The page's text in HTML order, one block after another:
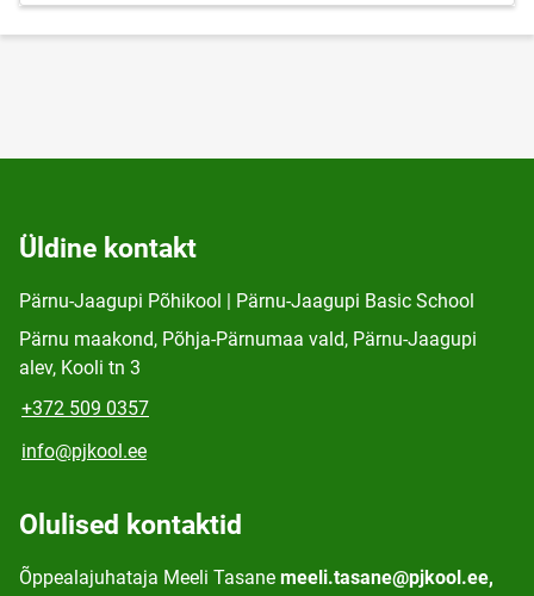
Üldine kontakt
Pärnu-Jaagupi Põhikool | Pärnu-Jaagupi Basic School
Pärnu maakond, Põhja-Pärnumaa vald, Pärnu-Jaagupi
alev, Kooli tn 3
+372 509 0357
info@pjkool.ee
Olulised kontaktid
Õppealajuhataja Meeli Tasane meeli.tasane@pjkool.ee,